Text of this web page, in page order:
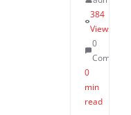
384
Views
0
Comments
0
min
read